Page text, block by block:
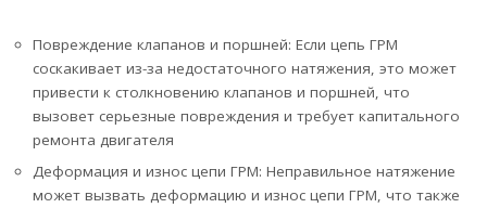
Повреждение клапанов и поршней: Если цепь ГРМ
соскакивает из-за недостаточного натяжения, это может
привести к столкновению клапанов и поршней, что
вызовет серьезные повреждения и требует капитального
ремонта двигателя
Деформация и износ цепи ГРМ: Неправильное натяжение
может вызвать деформацию и износ цепи ГРМ, что также